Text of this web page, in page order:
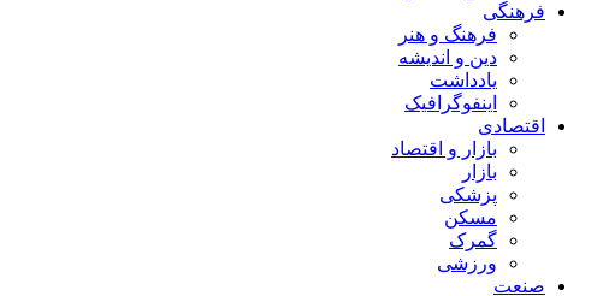
فرهنگی
فرهنگ و هنر
دین و اندیشه
یادداشت
اینفوگرافیک
اقتصادی
بازار و اقتصاد
بازار
پزشکی
مسکن
گمرک
ورزشی
صنعت